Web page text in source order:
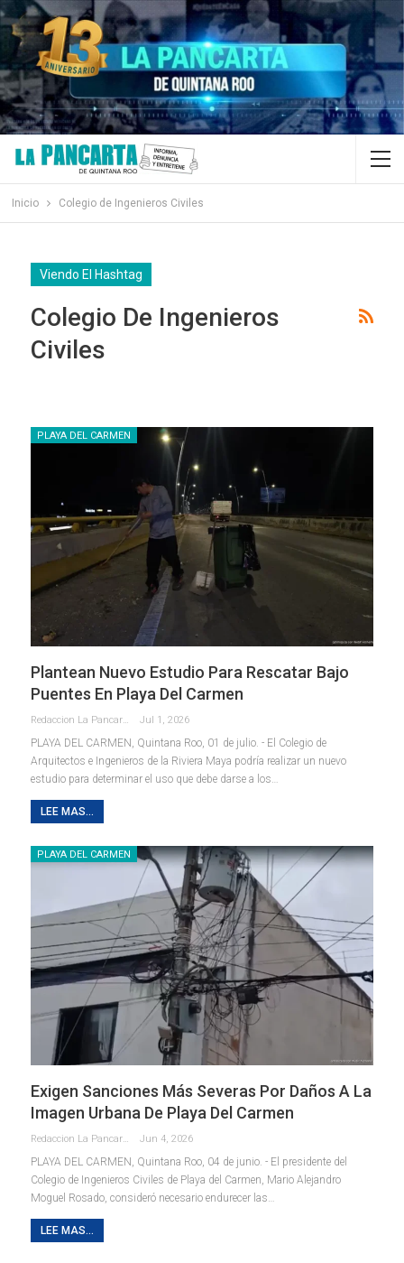
Inicio Colegio de Ingenieros Civiles
Viendo El Hashtag
Colegio De Ingenieros
Civiles
PLAYA DEL CARMEN
Plantean Nuevo Estudio Para Rescatar Bajo
Puentes En Playa Del Carmen
Redaccion La Pancarta De Quintana Roo Jul 1, 2026
PLAYA DEL CARMEN, Quintana Roo, 01 de julio. - El Colegio de
Arquitectos e Ingenieros de la Riviera Maya podría realizar un nuevo
estudio para determinar el uso que debe darse a los…
LEE MAS...
PLAYA DEL CARMEN
Exigen Sanciones Más Severas Por Daños A La
Imagen Urbana De Playa Del Carmen
Redaccion La Pancarta De Quintana Roo Jun 4, 2026
PLAYA DEL CARMEN, Quintana Roo, 04 de junio. - El presidente del
Colegio de Ingenieros Civiles de Playa del Carmen, Mario Alejandro
Moguel Rosado, consideró necesario endurecer las…
LEE MAS...